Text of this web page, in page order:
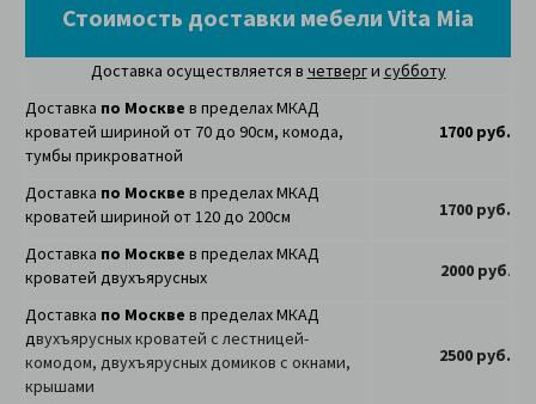
Стоимость доставки мебели Vita Mia
Доставка осуществляется в четверги субботу
Доставка по Москве в пределах МКАД
кроватей шириной от 70 до 90см, комода,
тумбы прикроватной
1700 руб.
Доставка по Москве в пределах МКАД
кроватей шириной от 120 до 200см
1700 руб.
Доставка по Москве в пределах МКАД
кроватей двухъярусных
2000 руб.
Доставка по Москве в пределах МКАД
двухъярусных кроватей с лестницей-
комодом, двухъярусных домиков с окнами,
крышами
2500 руб.